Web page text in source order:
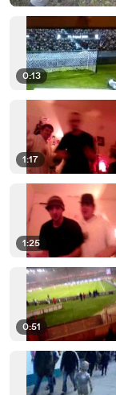
0:13
1:17
1:25
0:51